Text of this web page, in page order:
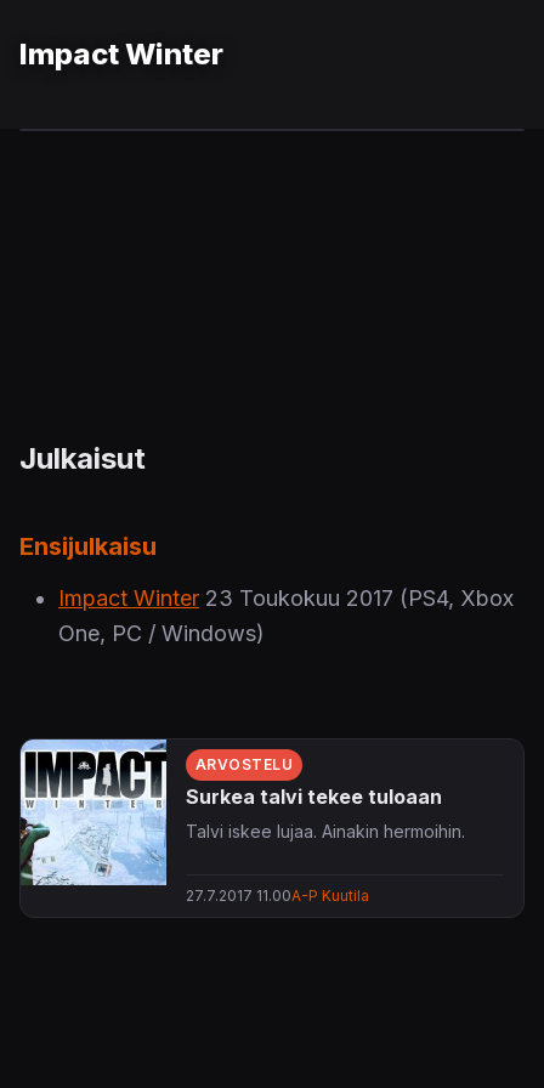
Impact Winter
Julkaisut
Ensijulkaisu
Impact Winter 23 Toukokuu 2017 (PS4, Xbox
One, PC / Windows)
ARVOSTELU
Surkea talvi tekee tuloaan
Talvi iskee lujaa. Ainakin hermoihin.
27.7.2017 11.00A-P Kuutila